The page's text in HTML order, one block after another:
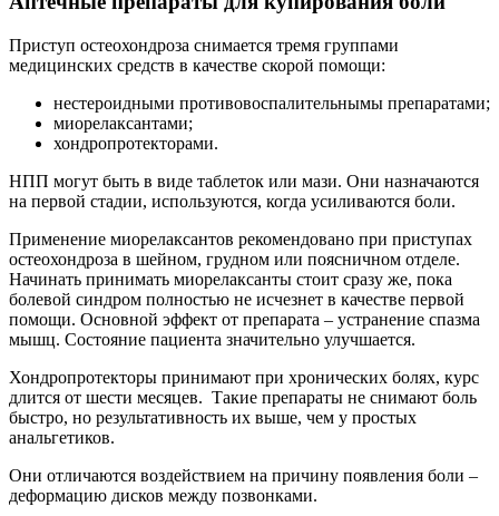
Приступ остеохондроза снимается тремя группами
медицинских средств в качестве скорой помощи:
нестероидными противовоспалительнымы препаратами;
миорелаксантами;
хондропротекторами.
НПП могут быть в виде таблеток или мази. Они назначаются
на первой стадии, используются, когда усиливаются боли.
Применение миорелаксантов рекомендовано при приступах
остеохондроза в шейном, грудном или поясничном отделе.
Начинать принимать миорелаксанты стоит сразу же, пока
болевой синдром полностью не исчезнет в качестве первой
помощи. Основной эффект от препарата – устранение спазма
мышц. Состояние пациента значительно улучшается.
Хондропротекторы принимают при хронических болях, курс
длится от шести месяцев. Такие препараты не снимают боль
быстро, но результативность их выше, чем у простых
анальгетиков.
Они отличаются воздействием на причину появления боли –
деформацию дисков между позвонками.